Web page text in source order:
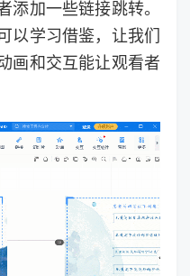
添加一些链接跳转。
以学习借鉴，让我们
画和交互能让观看者